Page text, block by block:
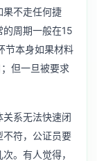
果不走任何捷
周期一般在15
节本身如果材料
但一旦被要求
系无法快速闭
不符，公证员要
。有人觉得，